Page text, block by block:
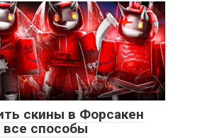
скины в Форсакен
все способы